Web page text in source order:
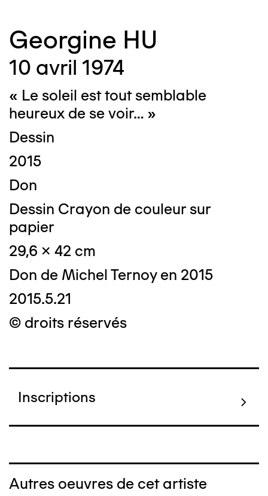
Georgine HU
10 avril 1974
« Le soleil est tout semblable
heureux de se voir… »
Dessin
2015
Don
Dessin Crayon de couleur sur
papier
29,6 x 42 cm
Don de Michel Ternoy en 2015
2015.5.21
© droits réservés
Inscriptions
Autres oeuvres de cet artiste